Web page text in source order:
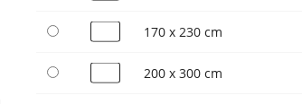
170 x 230 cm
200 x 300 cm